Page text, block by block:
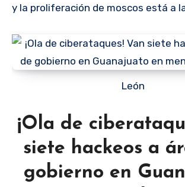
y la proliferación de moscos está a
León
¡Ola de
siete hackeos a
gobierno en